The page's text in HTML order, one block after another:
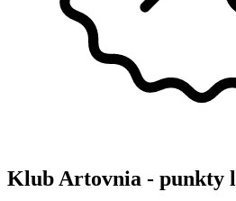
Klub Artovnia - punkty